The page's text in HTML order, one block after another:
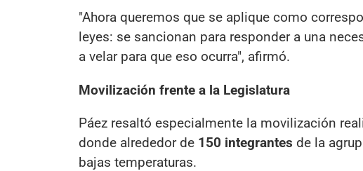
"Ahora queremos que se aplique como
leyes: se sancionan para responder a una
a velar para que eso ocurra", afirmó.
Movilización frente a la Legislatura
Páez resaltó especialmente la movilización
donde alrededor de 150 integrantes de la
bajas temperaturas.